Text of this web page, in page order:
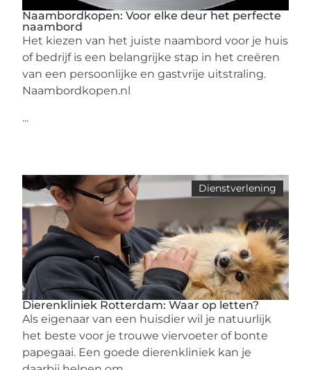
Naambordkopen: Voor elke deur het perfecte
naambord
Het kiezen van het juiste naambord voor je huis
of bedrijf is een belangrijke stap in het creëren
van een persoonlijke en gastvrije uitstraling.
Naambordkopen.nl
...
Dienstverlening
Dierenkliniek Rotterdam: Waar op letten?
Als eigenaar van een huisdier wil je natuurlijk
het beste voor je trouwe viervoeter of bonte
papegaai. Een goede dierenkliniek kan je